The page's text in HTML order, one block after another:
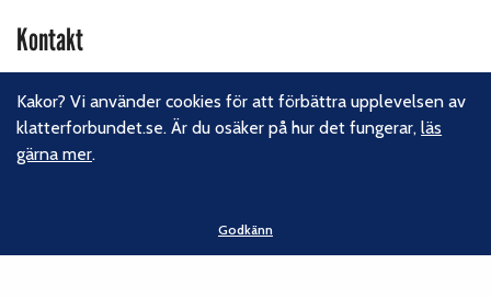
Kontakt
Gotlandsgatan 46
116 65 Stockholm
Kakor? Vi använder cookies för att förbättra upplevelsen av
klatterforbundet.se. Är du osäker på hur det fungerar,läs
gärna mer.
Godkänn